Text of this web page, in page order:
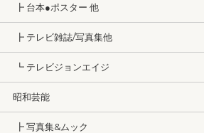
┣ 台本●ポスター 他
┣ テレビ雑誌/写真集他
┗ テレビジョンエイジ
昭和芸能
┣ 写真集&ムック